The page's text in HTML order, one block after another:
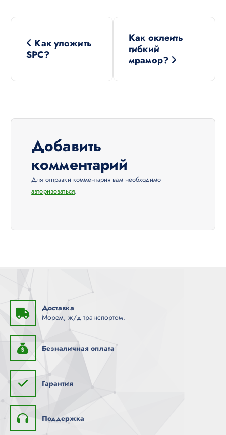
Н
и
а
о
а
и
с
я
м
Как уложить
SPC?
Как оклеить
гибкий
мрамор?
Добавить
комментарий
Для отправки комментария вам необходимо
авторизоваться.
Доставка
Морем, ж/д транспортом.
Безналичная оплата
Гарантия
Поддержка